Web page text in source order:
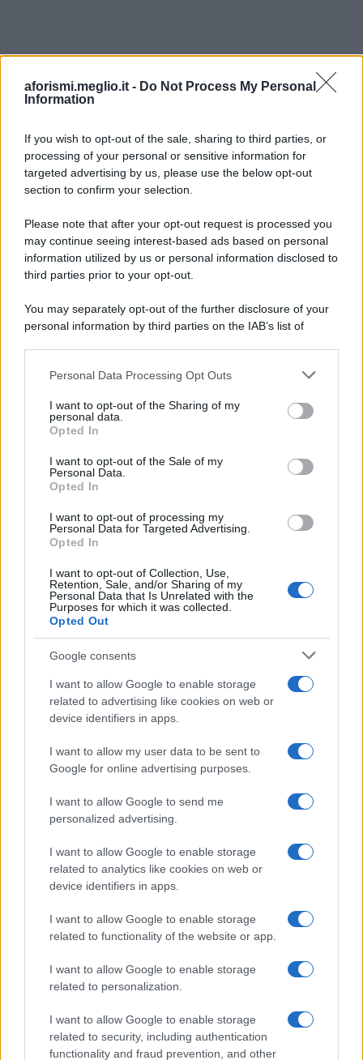
aforismi.meglio.it - Do Not Process My Personal
Information
If you wish to opt-out of the sale, sharing to third parties, or
processing of your personal or sensitive information for
targeted advertising by us, please use the below opt-out
section to confirm your selection.
Please note that after your opt-out request is processed you
may continue seeing interest-based ads based on personal
information utilized by us or personal information disclosed to
third parties prior to your opt-out.
You may separately opt-out of the further disclosure of your
personal information by third parties on the IAB’s list of
This information may also be disclosed by us to third parties
disclose it to other third parties.
Please note that this website/app uses one or more Google
services and may gather and store information including but
not limited to your visit or usage behaviour. You may click to
grant or deny consent to Google and its third-party tags to
consent section.
Personal Data Processing Opt Outs
I want to opt-out of the Sharing of my
personal data.
Opted In
I want to opt-out of the Sale of my
Personal Data.
Opted In
I want to opt-out of processing my
Personal Data for Targeted Advertising.
Opted In
I want to opt-out of Collection, Use,
Retention, Sale, and/or Sharing of my
Personal Data that Is Unrelated with the
Purposes for which it was collected.
Opted Out
Google consents
I want to allow Google to enable storage
related to advertising like cookies on web or
device identifiers in apps.
I want to allow my user data to be sent to
Google for online advertising purposes.
I want to allow Google to send me
personalized advertising.
I want to allow Google to enable storage
related to analytics like cookies on web or
device identifiers in apps.
I want to allow Google to enable storage
related to functionality of the website or app.
I want to allow Google to enable storage
related to personalization.
I want to allow Google to enable storage
related to security, including authentication
functionality and fraud prevention, and other
Ricevi LE FRASI PIÙ BELLE via e-mail
E-mail
FRASI
Frasi celebri
Frasi da condividere
Poesie
Frasi dei film
Frasi film più lette
Incipit dei film
Film più cercati
Frasi sul cinema
SERVIZI
Mappa del sito
Cookie Policy
Frasi suddivise per tema
Indice degli autori
Aforismi .meglio.it è l'archivio web dedicato a frasi,
aforismi e citazioni più grande del web (137.901 frasi in